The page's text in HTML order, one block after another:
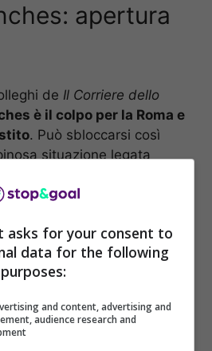
apertura
de Il Corriere dello
è il colpo per la Roma e
. Può sbloccarsi così
situazione legata
inMourinho
stagione che si è da
ilPSG.
asks for your consent to
data for the following
purposes:
and content, advertising and
audience research and